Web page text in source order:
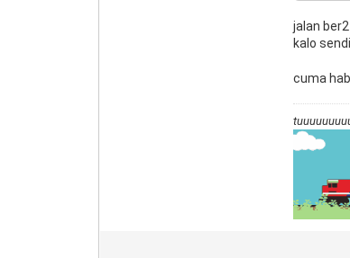
jalan
kalo
cuma